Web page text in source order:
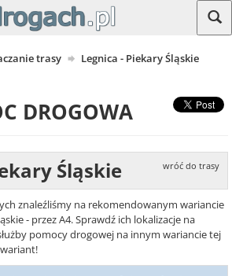
trasy
Legnica - Piekary Śląskie
DROGOWA
Śląskie wróć do trasy
znaleźliśmy na rekomendowanym wariancie
- przez A4. Sprawdź ich lokalizacje na
pomocy drogowej na innym wariancie tej